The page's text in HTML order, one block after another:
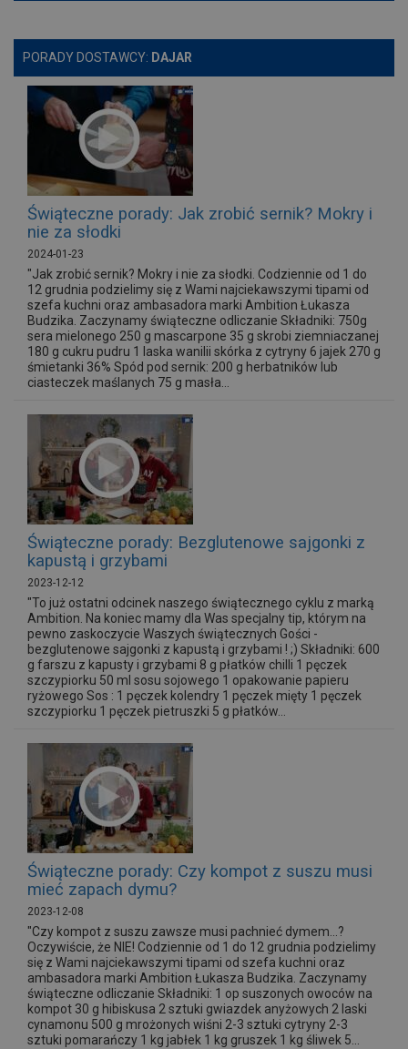
PORADY DOSTAWCY: DAJAR
Świąteczne porady: Jak zrobić sernik? Mokry i
nie za słodki
2024-01-23
"Jak zrobić sernik? Mokry i nie za słodki. Codziennie od 1 do
12 grudnia podzielimy się z Wami najciekawszymi tipami od
szefa kuchni oraz ambasadora marki Ambition Łukasza
Budzika. Zaczynamy świąteczne odliczanie Składniki: 750g
sera mielonego 250 g mascarpone 35 g skrobi ziemniaczanej
180 g cukru pudru 1 laska wanilii skórka z cytryny 6 jajek 270 g
śmietanki 36% Spód pod sernik: 200 g herbatników lub
ciasteczek maślanych 75 g masła...
Świąteczne porady: Bezglutenowe sajgonki z
kapustą i grzybami
2023-12-12
"To już ostatni odcinek naszego świątecznego cyklu z marką
Ambition. Na koniec mamy dla Was specjalny tip, którym na
pewno zaskoczycie Waszych świątecznych Gości -
bezglutenowe sajgonki z kapustą i grzybami ! ;) Składniki: 600
g farszu z kapusty i grzybami 8 g płatków chilli 1 pęczek
szczypiorku 50 ml sosu sojowego 1 opakowanie papieru
ryżowego Sos : 1 pęczek kolendry 1 pęczek mięty 1 pęczek
szczypiorku 1 pęczek pietruszki 5 g płatków...
Świąteczne porady: Czy kompot z suszu musi
mieć zapach dymu?
2023-12-08
"Czy kompot z suszu zawsze musi pachnieć dymem...?
Oczywiście, że NIE! Codziennie od 1 do 12 grudnia podzielimy
się z Wami najciekawszymi tipami od szefa kuchni oraz
ambasadora marki Ambition Łukasza Budzika. Zaczynamy
świąteczne odliczanie Składniki: 1 op suszonych owoców na
kompot 30 g hibiskusa 2 sztuki gwiazdek anyżowych 2 laski
cynamonu 500 g mrożonych wiśni 2-3 sztuki cytryny 2-3
sztuki pomarańczy 1 kg jabłek 1 kg gruszek 1 kg śliwek 5...